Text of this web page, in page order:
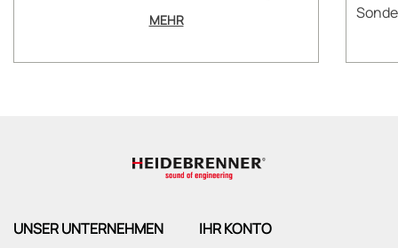
MEHR
UNSER UNTERNEHMEN IHR KONTO